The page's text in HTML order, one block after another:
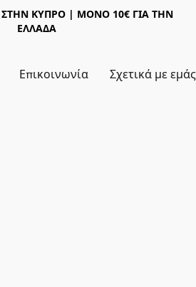
ΚΥΠΡΟ | ΜΟΝΟ 10€ ΓΙΑ ΤΗΝ
ΕΛΛΑΔΑ
Επικοινωνία Σχετικά με εμάς